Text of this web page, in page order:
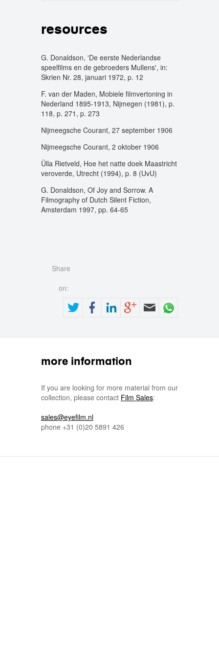
resources
G. Donaldson, 'De eerste Nederlandse
speelfilms en de gebroeders Mullens', in:
Skrien Nr. 28, januari 1972, p. 12
F. van der Maden, Mobiele filmvertoning in
Nederland 1895-1913, Nijmegen (1981), p.
118, p. 271, p. 273
Nijmeegsche Courant, 27 september 1906
Nijmeegsche Courant, 2 oktober 1906
Ülla Rietveld, Hoe het natte doek Maastricht
veroverde, Utrecht (1994), p. 8 (UvU)
G. Donaldson, Of Joy and Sorrow. A
Filmography of Dutch Silent Fiction,
Amsterdam 1997, pp. 64-65
Share
on:
more information
If you are looking for more material from our
collection, please contact Film Sales:
sales@eyefilm.nl
phone +31 (0)20 5891 426